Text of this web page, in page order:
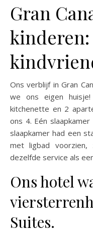
Gran
kinderen:
Ons verblijf in Gran
we ons eigen
kitchenette en 2
ons 4. Eén
slaapkamer had een
met ligbad voorzien,
dezelfde service als
Ons hotel
Suites.